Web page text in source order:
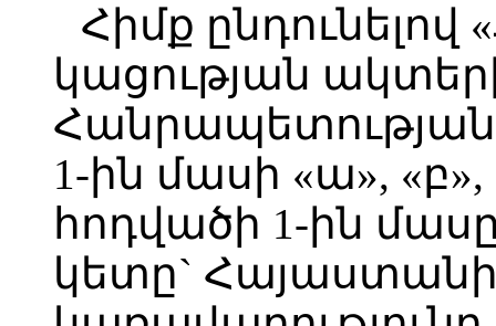
Հիմք
կացության
Հանրապետության
1-ին մասի «ա»,
հոդվածի 1-ին
կետը`